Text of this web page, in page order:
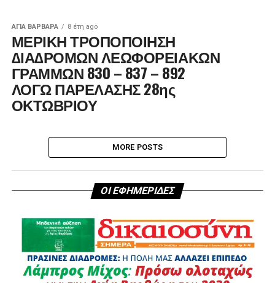
ΑΓΙΑ ΒΑΡΒΑΡΑ 8 έτη ago
ΜΕΡΙΚΗ ΤΡΟΠΟΠΟΙΗΣΗ
∆ΙΑ∆ΡΟΜΩΝ ΛΕΩΦΟΡΕΙΑΚΩΝ
ΓΡΑΜΜΩΝ 830 – 837 – 892
ΛΟΓΩ ΠΑΡΕΛΑΣΗΣ 28ης
ΟΚΤΩΒΡΙΟΥ
MORE POSTS
ΟΙ ΕΦΗΜΕΡΙΔΕΣ